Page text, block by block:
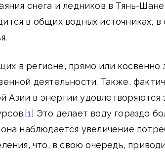
снега и ледников в Тянь-
в общих водных источниках, в
в регионе, прямо или косвенно
деятельности. Также,
Азии в энергии удовлетворяются
[1] Это делает воду гораздо
наблюдается увеличение
что, в свою очередь,